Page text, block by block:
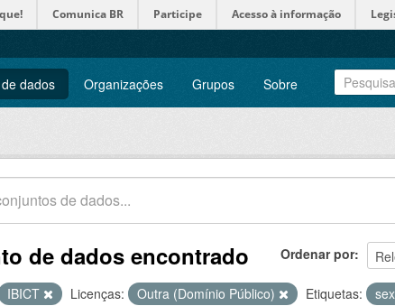
Comunica BR Participe Acesso à informação
dados Organizações Grupos Sobre
Ordenar por
de dados encontrado
IBICT Licenças: Outra (Domínio Público) Etiquetas: